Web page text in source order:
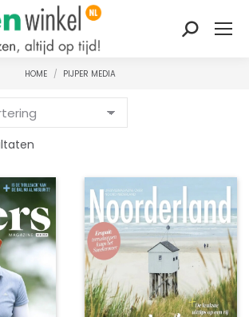
Zoeken:
Je bent hier:
HOME PIJPER MEDIA
nieuwste